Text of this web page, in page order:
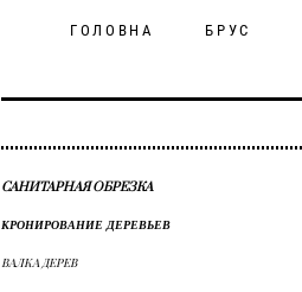
ГОЛОВНА БРУС
САНИТАРНАЯ ОБРЕЗКА
КРОНИРОВАНИЕ ДЕРЕВЬЕВ
ВАЛКА ДЕРЕВ